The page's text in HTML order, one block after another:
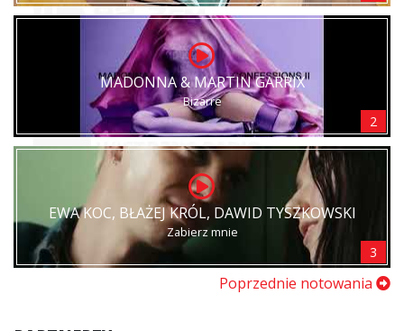
MADONNA & MARTIN GARRIX
Bizarre
2
EWA KOC, BŁAŻEJ KRÓL, DAWID TYSZKOWSKI
Zabierz mnie
3
Poprzednie notowania